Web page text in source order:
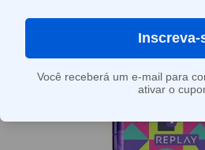
Inscreva-
Você receberá um e-mail para
ativar o